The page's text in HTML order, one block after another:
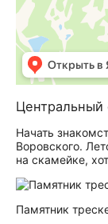
Центральный
Начать
Воровского.
на скамейке,
Памятник